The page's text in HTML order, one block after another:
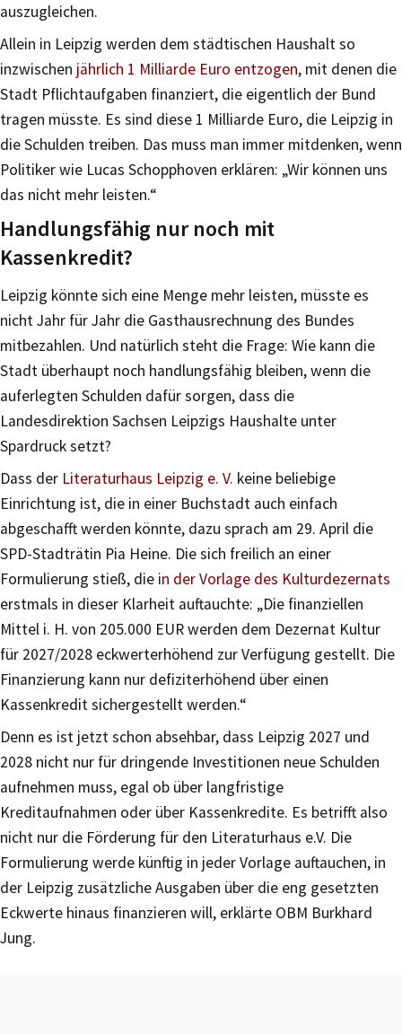
auszugleichen.
Allein in Leipzig werden dem städtischen Haushalt so
inzwischen jährlich 1 Milliarde Euro entzogen, mit denen die
Stadt Pflichtaufgaben finanziert, die eigentlich der Bund
tragen müsste. Es sind diese 1 Milliarde Euro, die Leipzig in
die Schulden treiben. Das muss man immer mitdenken, wenn
Politiker wie Lucas Schopphoven erklären: „Wir können uns
das nicht mehr leisten.“
Handlungsfähig nur noch mit
Kassenkredit?
Leipzig könnte sich eine Menge mehr leisten, müsste es
nicht Jahr für Jahr die Gasthausrechnung des Bundes
mitbezahlen. Und natürlich steht die Frage: Wie kann die
Stadt überhaupt noch handlungsfähig bleiben, wenn die
auferlegten Schulden dafür sorgen, dass die
Landesdirektion Sachsen Leipzigs Haushalte unter
Spardruck setzt?
Dass der Literaturhaus Leipzig e. V. keine beliebige
Einrichtung ist, die in einer Buchstadt auch einfach
abgeschafft werden könnte, dazu sprach am 29. April die
SPD-Stadträtin Pia Heine. Die sich freilich an einer
Formulierung stieß, die in der Vorlage des Kulturdezernats
erstmals in dieser Klarheit auftauchte: „Die finanziellen
Mittel i. H. von 205.000 EUR werden dem Dezernat Kultur
für 2027/2028 eckwerterhöhend zur Verfügung gestellt. Die
Finanzierung kann nur defiziterhöhend über einen
Kassenkredit sichergestellt werden.“
Denn es ist jetzt schon absehbar, dass Leipzig 2027 und
2028 nicht nur für dringende Investitionen neue Schulden
aufnehmen muss, egal ob über langfristige
Kreditaufnahmen oder über Kassenkredite. Es betrifft also
nicht nur die Förderung für den Literaturhaus e.V. Die
Formulierung werde künftig in jeder Vorlage auftauchen, in
der Leipzig zusätzliche Ausgaben über die eng gesetzten
Eckwerte hinaus finanzieren will, erklärte OBM Burkhard
Jung.